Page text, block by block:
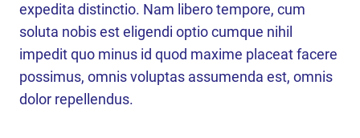
expedita distinctio. Nam libero tempore, cum
soluta nobis est eligendi optio cumque nihil
impedit quo minus id quod maxime placeat facere
possimus, omnis voluptas assumenda est, omnis
dolor repellendus.